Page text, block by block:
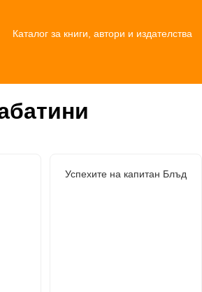
Каталог за книги, автори и издателства
Успехите на капитан Блъд